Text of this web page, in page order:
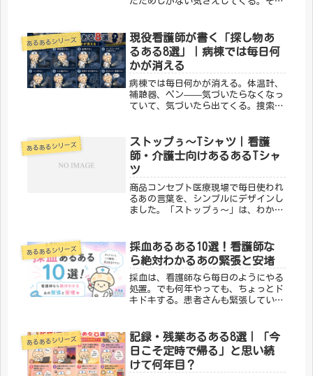
れ、てんやわんや。気づいたら申し送
りが長くなってた入院あり、急変あ
り、...
あるあるシリーズ
現役看護師が書く「探し物あ
るある8選」｜病棟では毎日何
かが消える
病棟では毎日何かが消える。体温計、
補聴器、ペン——気づいたらなくなっ
ていて、気づいたら出てくる。捜索任
集めました。① 体温計が脇から消え
る脇に挟んだはずなのに、測定後に体
温...
あるあるシリーズ
ストップぅ〜Tシャツ｜看護
師・介護士向けあるあるTシャ
ツ
商品コンセプト医療現場で毎日使われ
るあの言葉を、シンプルにデザインし
ました。「ストップぅ〜」は、わかる
の愛着をさりげなく表現できます。
「メディカルきのこセンター」が手が
ける...
あるあるシリーズ
採血あるある10選！看護師な
ら絶対わかるあの緊張と安堵
採血は、看護師なら毎日のようにやる
処置。でも何年やっても、ちょっとド
キドキする。患者さんも緊張している
「わかる！」を10個集めました。患者
さん編① 「血管細いってよく言わ
れ...
あるあるシリーズ
記録・残業あるある8選｜「今
日こそ定時で帰る」と思い続
けて何年目？